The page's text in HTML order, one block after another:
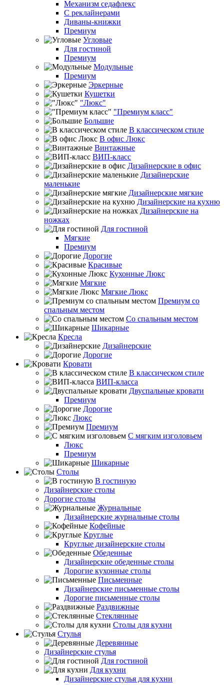
Механизм седафлекс
С реклайнерами
Диваны-книжки
Премиум
Угловые
Для гостиной
Премиум
Модульные
Премиум
Эркерные
Кушетки
"Люкс"
"Премиум класс"
Большие
В классическом стиле
В офис Люкс
Винтажные
ВИП-класс
Дизайнерские в офис
Дизайнерские
маленькие
Дизайнерские мягкие
Дизайнерские на кухню
Дизайнерские на
ножках
Для гостиной
Мягкие
Премиум
Дорогие
Красивые
Кухонные Люкс
Мягкие
Мягкие Люкс
Премиум со
спальным местом
Со спальным местом
Шикарные
Кресла
Дизайнерские
Дорогие
Кровати
В классическом стиле
ВИП-класса
Двуспальные кровати
Премиум
Дорогие
Люкс
Премиум
С мягким изголовьем
Люкс
Премиум
Шикарные
Столы
В гостиную
Дизайнерские столы
Дорогие столы
Журнальные
Дизайнерские журнальные столы
Кофейные
Круглые
Круглые дизайнерские столы
Обеденные
Дизайнерские обеденные столы
Дорогие кухонные столы
Письменные
Дизайнерские письменные столы
Дорогие письменные столы
Раздвижные
Стеклянные
Столы для кухни
Стулья
Деревянные
Дизайнерские стулья
Для гостиной
Для кухни
Дизайнерские стулья для кухни